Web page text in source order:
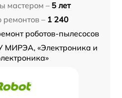
мастером – 5 лет
– 1 240
роботов-пылесосов
МИРЭА, «Электроника и